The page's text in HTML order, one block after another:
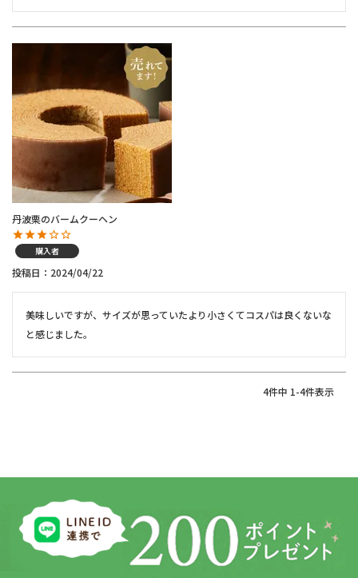
丹波栗のバームクーヘン
購入者
投稿日 2024/04/22
美味しいですが、サイズが思っていたより小さくてコスパは良くないな
と感じました。
4件中 1-4件表示